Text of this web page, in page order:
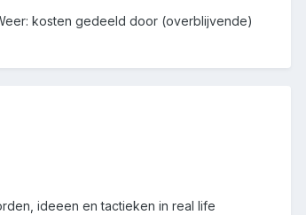
kosten gedeeld door (overblijvende)
ideeen en tactieken in real life